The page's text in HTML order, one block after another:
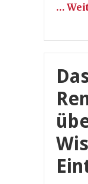
…